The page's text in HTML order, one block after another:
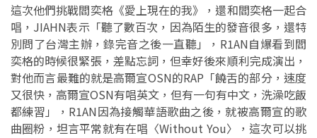
這次他們挑戰閻奕格《愛上現在的我》，還和閻奕格一起合
唱，JIAHN表示「聽了數百次，因為陌生的發音很多，還特
別問了台灣主辦，錄完音之後一直聽」，R1AN自爆看到閻
奕格的時候很緊張，差點忘詞，但幸好後來順利完成演出，
對他而言最難的就是高爾宣OSN的RAP「饒舌的部分，速度
又很快，高爾宣OSN有唱英文，但有一句有中文，洗澡吃飯
都練習」，R1AN因為接觸華語歌曲之後，就被高爾宣的歌
曲圈粉，坦言平常就有在唱〈Without You〉，這次可以挑